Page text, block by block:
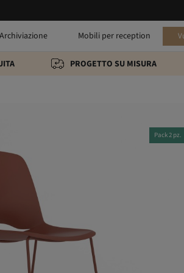
Archiviazione Mobili per reception
PROGETTO SU MISURA
Pack 2 pz.